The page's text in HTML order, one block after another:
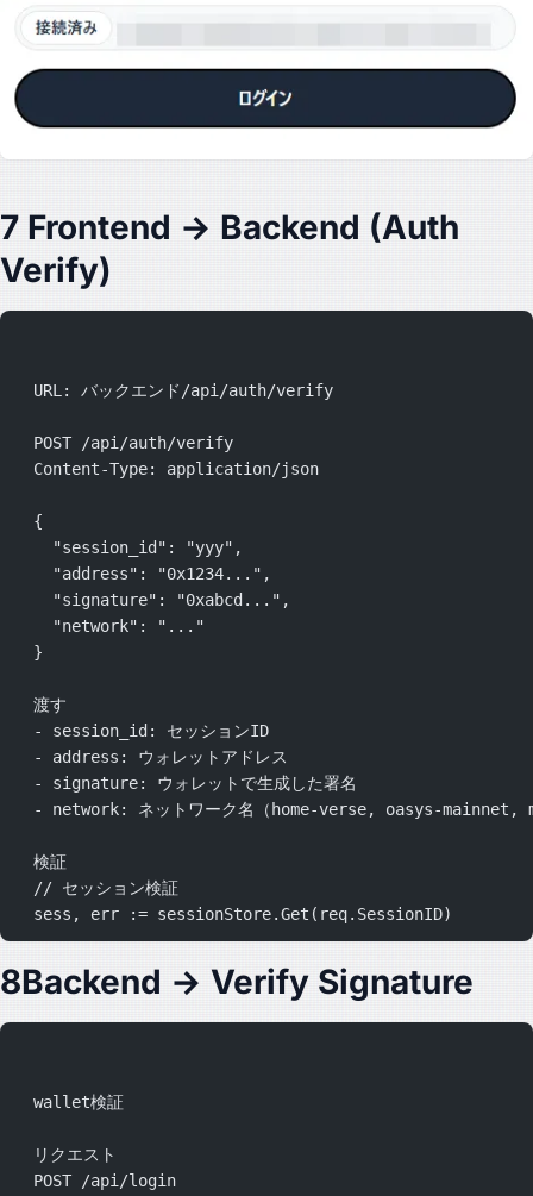
7 Frontend → Backend (Auth
Verify)
  URL: バックエンド/api/auth/verify
  POST /api/auth/verify
  Content-Type: application/json
  {
    "session_id": "yyy",
    "address": "0x1234...",
    "signature": "0xabcd...",
    "network": "..."
  }
  渡す
  - session_id: セッションID
  - address: ウォレットアドレス
  - signature: ウォレットで生成した署名
- network: ネットワーク名（home-verse, oasys-mainnet,
  検証
  // セッション検証
  sess, err := sessionStore.Get(req.SessionID)
8Backend → Verify Signature
  wallet検証
  リクエスト
  POST /api/login